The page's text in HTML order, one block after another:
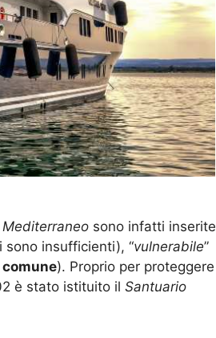
Mediterraneo sono infatti inserite
sono insufficienti), “vulnerabile”
). Proprio per proteggere
è stato istituito il Santuario